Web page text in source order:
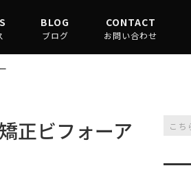
らお越しの場合
BLOG
ブログ
CONTACT
お問い合わせ
正ビフォーア